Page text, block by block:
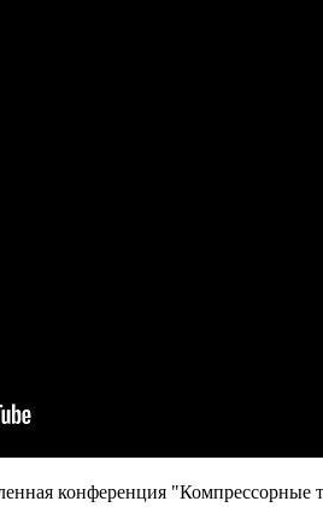
конференция "Компрессорные